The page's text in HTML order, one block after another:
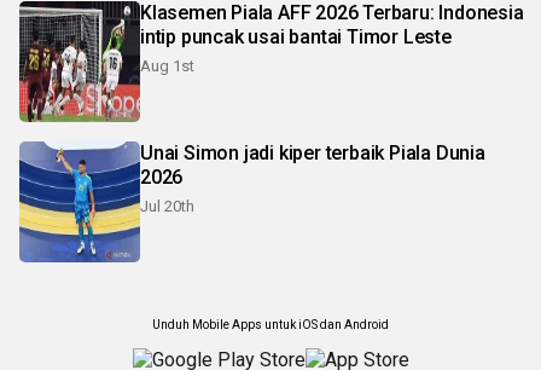
Klasemen Piala AFF 2026 Terbaru: Indonesia
intip puncak usai bantai Timor Leste
Aug 1st
Unai Simon jadi kiper terbaik Piala Dunia
2026
Jul 20th
Unduh Mobile Apps untuk iOS dan Android